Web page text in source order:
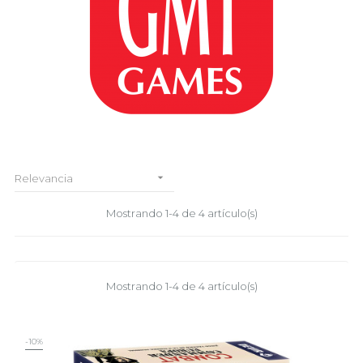
Relevancia 
Mostrando 1-4 de 4 artículo(s)
Mostrando 1-4 de 4 artículo(s)
-10%